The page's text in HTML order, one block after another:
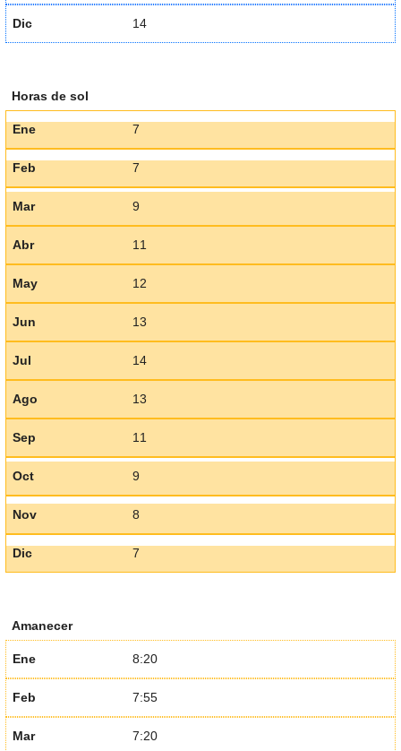
Dic 14
Horas de sol
Ene 7
Feb 7
Mar 9
Abr 11
May 12
Jun 13
Jul 14
Ago 13
Sep 11
Oct 9
Nov 8
Dic 7
Amanecer
Ene 8:20
Feb 7:55
Mar 7:20